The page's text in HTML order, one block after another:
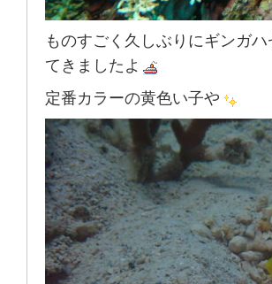
ものすごく久しぶりにギンガ
てきましたよ
定番カラーの黄色い子や